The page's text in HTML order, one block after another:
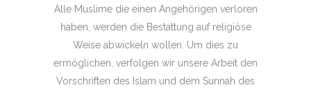
Alle Muslime die einen Angehörigen verloren
haben, werden die Bestattung auf religiöse
Weise abwickeln wollen. Um dies zu
ermöglichen, verfolgen wir unsere Arbeit den
Vorschriften des Islam und dem Sunnah des